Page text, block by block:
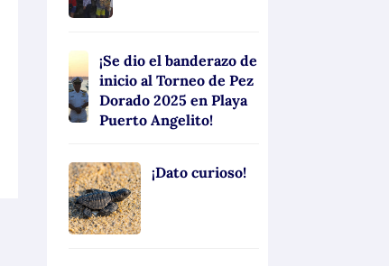
¡Se dio el banderazo de
inicio al Torneo de Pez
Dorado 2025 en Playa
Puerto Angelito!
¡Dato curioso!